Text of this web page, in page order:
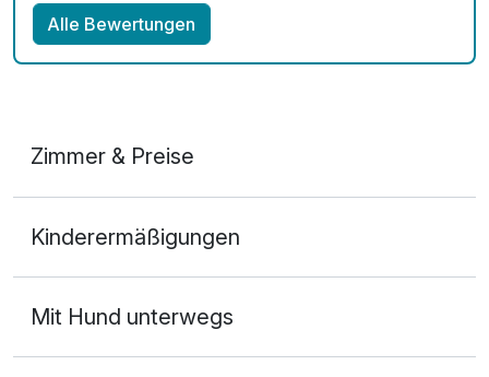
Alle Bewertungen
Zimmer & Preise
2 Erwachsene und 2 Kinder
Kinderermäßigungen
Mit Hund unterwegs